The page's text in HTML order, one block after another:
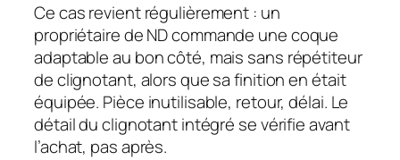
Ce cas revient régulièrement : un
propriétaire de ND commande une coque
adaptable au bon côté, mais sans répétiteur
de clignotant, alors que sa finition en était
équipée. Pièce inutilisable, retour, délai. Le
détail du clignotant intégré se vérifie avant
l’achat, pas après.